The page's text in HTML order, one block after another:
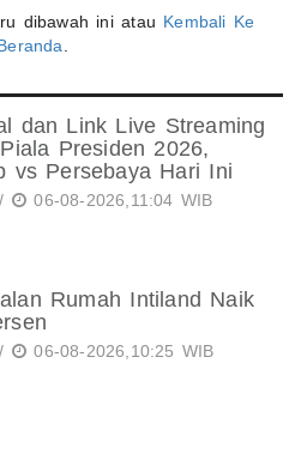
dibawah ini atau Kembali Ke
dan Link Live Streaming
Presiden 2026,
vs Persebaya Hari Ini
06-08-2026,11:04 WIB
Rumah Intiland Naik
06-08-2026,10:25 WIB